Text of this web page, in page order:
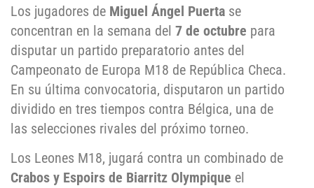
Los jugadores de Miguel Ángel Puerta se
concentran en la semana del 7 de octubre para
disputar un partido preparatorio antes del
Campeonato de Europa M18 de República Checa.
En su última convocatoria, disputaron un partido
dividido en tres tiempos contra Bélgica, una de
las selecciones rivales del próximo torneo.
Los Leones M18, jugará contra un combinado de
Crabos y Espoirs de Biarritz Olympique el